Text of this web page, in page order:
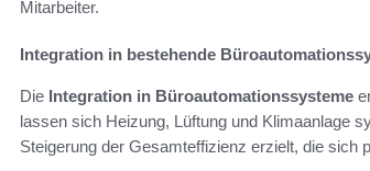
Mitarbeiter.
Integration in bestehende
Die Integration in Büroautomationssysteme
lassen sich Heizung, Lüftung und Klimaanlage
Steigerung der Gesamteffizienz erzielt, die sich